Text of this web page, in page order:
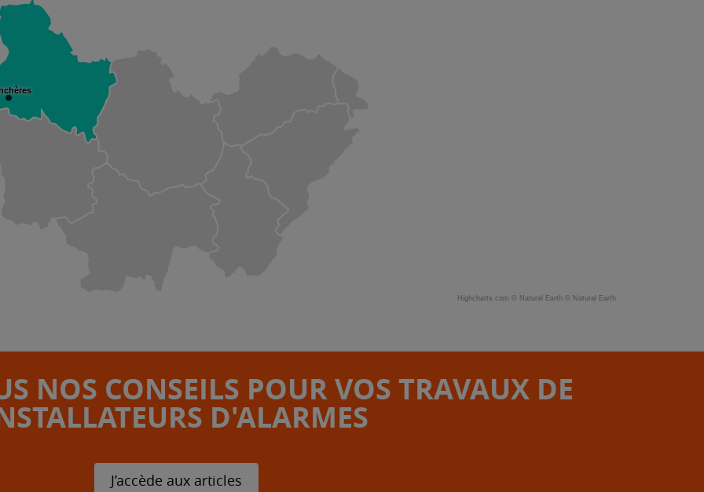
Highcharts.com © Natural Earth © Natural Earth
NOS CONSEILS POUR VOS TRAVAUX DE
D'ALARMES
J’accède aux articles